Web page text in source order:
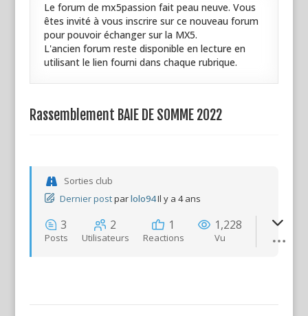
Le forum de mx5passion fait peau neuve. Vous
êtes invité à vous inscrire sur ce nouveau forum
pour pouvoir échanger sur la MX5.
L'ancien forum reste disponible en lecture en
utilisant le lien fourni dans chaque rubrique.
Rassemblement BAIE DE SOMME 2022
Sorties club
Dernier postparlolo94Il y a 4 ans
3
Posts
2
Utilisateurs
1
Reactions
1,228
Vu